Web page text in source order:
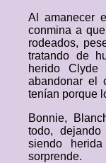
Al amanecer
conmina a
rodeados,
tratando de
herido
abandonar el
tenían porque
Bonnie,
todo,
siendo
sorprende.